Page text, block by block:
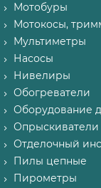
Мотобуры
Мотокосы,
Мультиметры
Насосы
Нивелиры
Обогреватели
Оборудование
Опрыскиватели
Отделочный
Пилы цепные
Пирометры